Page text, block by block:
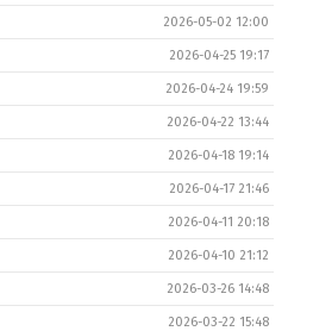
2026-05-02 12:00
2026-04-25 19:17
2026-04-24 19:59
2026-04-22 13:44
2026-04-18 19:14
2026-04-17 21:46
2026-04-11 20:18
2026-04-10 21:12
2026-03-26 14:48
2026-03-22 15:48